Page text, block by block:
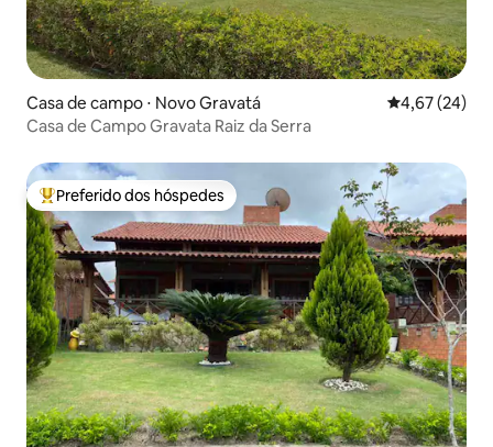
Casa de campo ⋅ Novo Gravatá 4,67 de uma
4,67 (24)
Casa de Campo Gravata Raiz da Serra
Entre os melhores preferidos dos hóspedes
Preferido dos hóspedes